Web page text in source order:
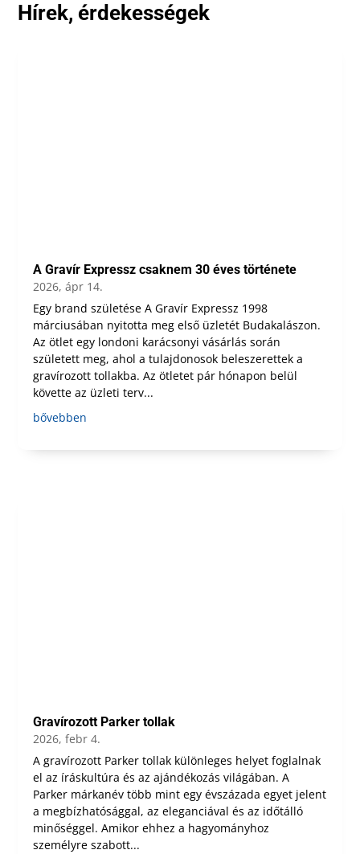
Hírek, érdekességek
A Gravír Expressz csaknem 30 éves története
2026, ápr 14.
Egy brand születése A Gravír Expressz 1998
márciusában nyitotta meg első üzletét Budakalászon.
Az ötlet egy londoni karácsonyi vásárlás során
született meg, ahol a tulajdonosok beleszerettek a
gravírozott tollakba. Az ötletet pár hónapon belül
követte az üzleti terv...
bővebben
Gravírozott Parker tollak
2026, febr 4.
A gravírozott Parker tollak különleges helyet foglalnak
el az íráskultúra és az ajándékozás világában. A
Parker márkanév több mint egy évszázada egyet jelent
a megbízhatósággal, az eleganciával és az időtálló
minőséggel. Amikor ehhez a hagyományhoz
személyre szabott...